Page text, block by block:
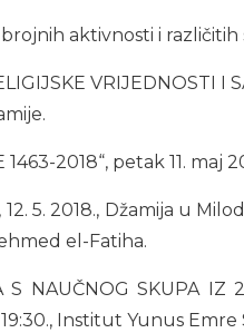
aktivnosti i
VRIJEDNOSTI I
2018“, petak 11. maj
5. 2018., Džamija u
el-Fatiha.
SKUPA IZ
Institut Yunus